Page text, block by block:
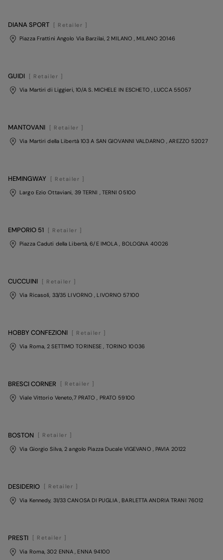
DIANA SPORT
[ Retailer ]
Piazza Frattini Angolo Via Barzilai, 2 MILANO, MILANO 20146
GUIDI
[ Retailer ]
Via Martiri di Liggieri, 10/A S. MICHELE IN ESCHETO , LUCCA55057
MANTOVANI
[ Retailer ]
Via Martiri della Libertà 103 A SAN GIOVANNI VALDARNO, AREZZO 52027
HEMINGWAY
[ Retailer ]
Largo Ezio Ottaviani, 39 TERNI , TERNI 05100
EMPORIO 51
[ Retailer ]
Piazza Caduti della Libertà, 6/E IMOLA, BOLOGNA 40026
CUCCUINI
[ Retailer ]
Via Ricasoli, 33/35 LIVORNO, LIVORNO 57100
HOBBY CONFEZIONI
[ Retailer ]
Via Roma, 2 SETTIMO TORINESE, TORINO 10036
BRESCI CORNER
[ Retailer ]
Viale Vittorio Veneto,7 PRATO, PRATO 59100
BOSTON
[ Retailer ]
Via Giorgio Silva, 2 angolo Piazza Ducale VIGEVANO , PAVIA 20122
DESIDERIO
[ Retailer ]
Via Kennedy, 31/33 CANOSA DI PUGLIA, BARLETTA ANDRIA TRANI 76012
PRESTI
[ Retailer ]
Via Roma, 302 ENNA, ENNA94100